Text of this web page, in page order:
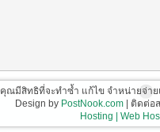
คุณมีสิทธิที่จะทำซ้ำ แก้ไข จำหน่ายจ่า
Design by PostNook.com| ติดต่อส
Hosting | Web